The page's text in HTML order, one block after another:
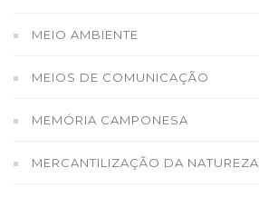
MEIO AMBIENTE
MEIOS DE COMUNICAÇÃO
MEMÓRIA CAMPONESA
MERCANTILIZAÇÃO DA NATUREZA